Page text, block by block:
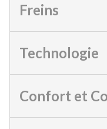
Freins
Technologie
Confort et